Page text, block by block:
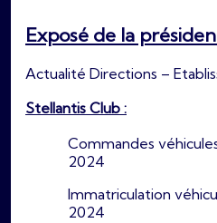
Exposé de la
Actualité Directions –
Stellantis Club :
Commandes
2024
Immatriculation
2024